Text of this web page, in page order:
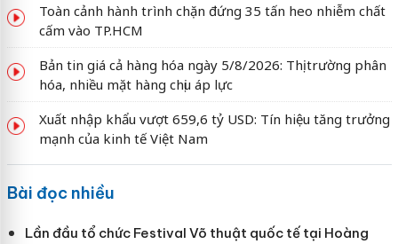
Toàn cảnh hành trình chặn đứng 35 tấn heo nhiễm chất
cấm vào TP.HCM
Bản tin giá cả hàng hóa ngày 5/8/2026: Thị trường phân
hóa, nhiều mặt hàng chịu áp lực
Xuất nhập khẩu vượt 659,6 tỷ USD: Tín hiệu tăng trưởng
mạnh của kinh tế Việt Nam
Bài đọc nhiều
Lần đầu tổ chức Festival Võ thuật quốc tế tại Hoàng